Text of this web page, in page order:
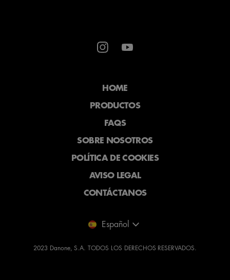
HOME
PRODUCTOS
FAQS
SOBRE NOSOTROS
POLÍTICA DE COOKIES
AVISO LEGAL
CONTÁCTANOS
2023 Danone, S.A. TODOS LOS DERECHOS RESERVADOS.